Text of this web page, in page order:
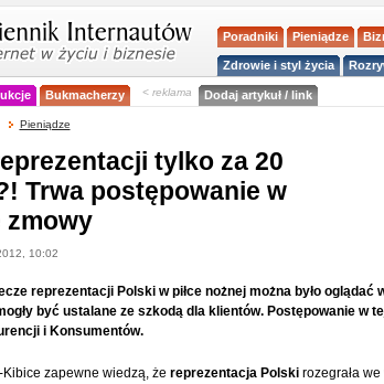
Poradniki Pieniądze
Zdrowie i styl życia
Bukmacherzy < reklama Dodaj artykuł / link
Pieniądze
tylko za 20
Trwa postępowanie w
zmowy
10:02
reprezentacji Polski w piłce nożnej można było
być ustalane ze szkodą dla klientów. Postępowanie w
i Konsumentów.
Kibice zapewne wiedzą, że reprezentacja Polskirozegrała